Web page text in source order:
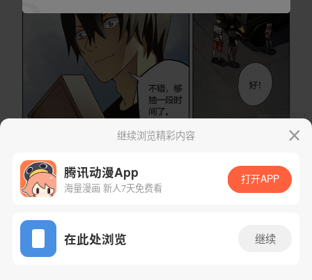
App免费看
下一话 腾漫App免费看
继续浏览精彩内容
腾讯动漫App
海量漫画 新人7天免费看
打开APP
在此处浏览 继续